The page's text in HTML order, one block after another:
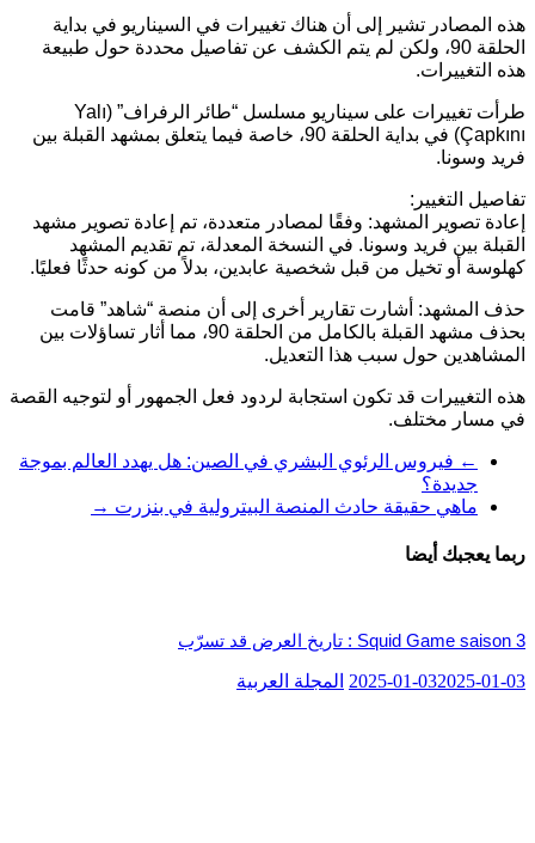
هذه المصادر تشير إلى أن هناك تغييرات في السيناريو في بداية
الحلقة 90، ولكن لم يتم الكشف عن تفاصيل محددة حول طبيعة
هذه التغييرات.
طرأت تغييرات على سيناريو مسلسل “طائر الرفراف” (Yalı
Çapkını) في بداية الحلقة 90، خاصة فيما يتعلق بمشهد القبلة بين
فريد وسونا.
تفاصيل التغيير:
إعادة تصوير المشهد: وفقًا لمصادر متعددة، تم إعادة تصوير مشهد
القبلة بين فريد وسونا. في النسخة المعدلة، تم تقديم المشهد
كهلوسة أو تخيل من قبل شخصية عابدين، بدلاً من كونه حدثًا فعليًا.
حذف المشهد: أشارت تقارير أخرى إلى أن منصة “شاهد” قامت
بحذف مشهد القبلة بالكامل من الحلقة 90، مما أثار تساؤلات بين
المشاهدين حول سبب هذا التعديل.
هذه التغييرات قد تكون استجابة لردود فعل الجمهور أو لتوجيه القصة
في مسار مختلف.
← فيروس الرئوي البشري في الصين: هل يهدد العالم بموجة
جديدة؟
ماهي حقيقة حادث المنصة البيترولية في بنزرت →
ربما يعجبك أيضا
Squid Game saison 3 : تاريخ العرض قد تسرّب
2025-01-032025-01-03 المجلة العربية